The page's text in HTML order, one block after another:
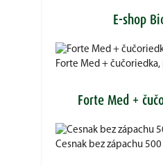
E-shop
Forte Med + čučoriedka,
Forte Med +
Cesnak bez zápachu